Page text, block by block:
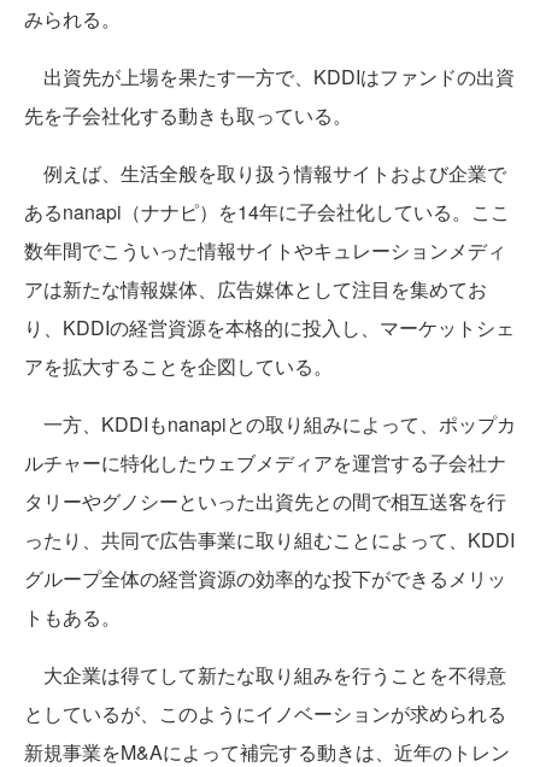
みられる。
出資先が上場を果たす一方で、KDDIはファンドの出資
先を子会社化する動きも取っている。
例えば、生活全般を取り扱う情報サイトおよび企業で
あるnanapi（ナナピ）を14年に子会社化している。ここ
数年間でこういった情報サイトやキュレーションメディ
アは新たな情報媒体、広告媒体として注目を集めてお
り、KDDIの経営資源を本格的に投入し、マーケットシェ
アを拡大することを企図している。
一方、KDDIもnanapiとの取り組みによって、ポップカ
ルチャーに特化したウェブメディアを運営する子会社ナ
タリーやグノシーといった出資先との間で相互送客を行
ったり、共同で広告事業に取り組むことによって、KDDI
グループ全体の経営資源の効率的な投下ができるメリッ
トもある。
大企業は得てして新たな取り組みを行うことを不得意
としているが、このようにイノベーションが求められる
新規事業をM&Aによって補完する動きは、近年のトレン